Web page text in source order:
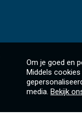
Om je goed en
Middels
media. Bekijk